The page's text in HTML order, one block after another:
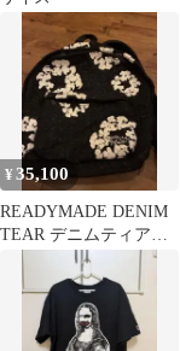
¥35,100
READYMADE DENIM
TEAR デニムティアー
ズ リュック